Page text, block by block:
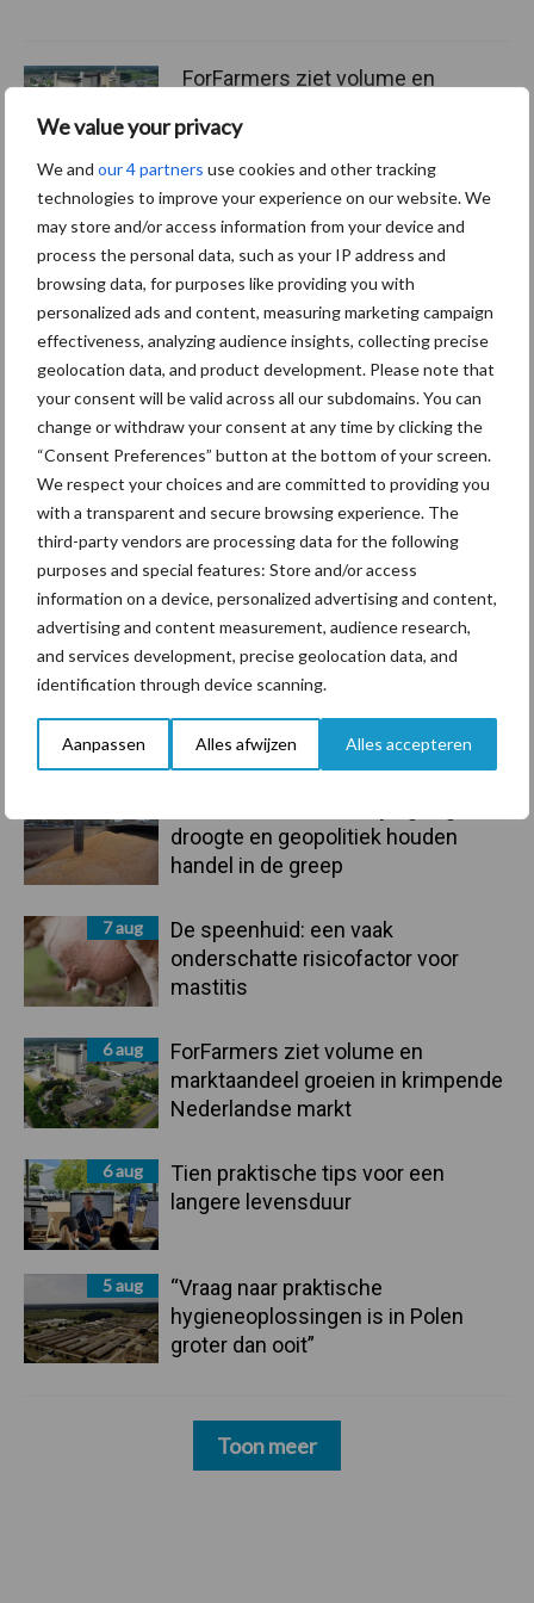
We value your privacy
We and our 4 partners use cookies and other tracking
technologies to improve your experience on our website. We
may store and/or access information from your device and
process the personal data, such as your IP address and
browsing data, for purposes like providing you with
personalized ads and content, measuring marketing campaign
effectiveness, analyzing audience insights, collecting precise
geolocation data, and product development. Please note that
your consent will be valid across all our subdomains. You can
change or withdraw your consent at any time by clicking the
“Consent Preferences” button at the bottom of your screen.
We respect your choices and are committed to providing you
with a transparent and secure browsing experience. The
third-party vendors are processing data for the following
purposes and special features: Store and/or access
information on a device, personalized advertising and content,
advertising and content measurement, audience research,
and services development, precise geolocation data, and
identification through device scanning.
Aanpassen Alles afwijzen Alles accepteren
Primaire
Sidebar
Recent nieuws Partner nieuws
droogte en geopolitiek houden
handel in de greep
7 aug
De speenhuid: een vaak
onderschatte risicofactor voor
mastitis
6 aug
ForFarmers ziet volume en
marktaandeel groeien in krimpende
Nederlandse markt
6 aug
Tien praktische tips voor een
langere levensduur
5 aug
“Vraag naar praktische
hygieneoplossingen is in Polen
groter dan ooit”
Toon meer
ForFarmers ziet volume en
krimpende Nederlandse
Themapagina's
Diergezondheid Bemesting Fokkerij
Mastitis Hittestress
Toon meer